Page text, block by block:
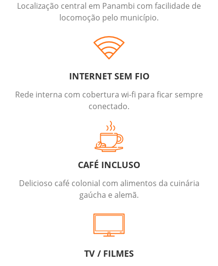
Localização central em Panambi com facilidade de
locomoção pelo município.
INTERNET SEM FIO
Rede interna com cobertura wi-fi para ficar sempre
conectado.
CAFÉ INCLUSO
Delicioso café colonial com alimentos da cuinária
gaúcha e alemã.
TV / FILMES